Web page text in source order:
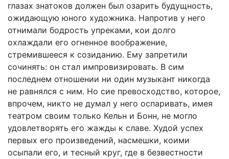
глазах знатоков должен был озарить будущность,
ожидающую юного художника. Напротив у него
отнимали бодрость упреками, кои долго
охлаждали его огненное воображение,
стремившееся к созиданию. Ему запретили
сочинять: он стал импровизировать. В сим
последнем отношении ни один музыкант никогда
не равнялся с ним. Но сие превосходство, которое,
впрочем, никто не думал у него оспаривать, имея
театром своим только Кельн и Бонн, не могло
удовлетворять его жажды к славе. Худой успех
первых его произведений, насмешки, коими
осыпали его, и тесный круг, где в безвестности